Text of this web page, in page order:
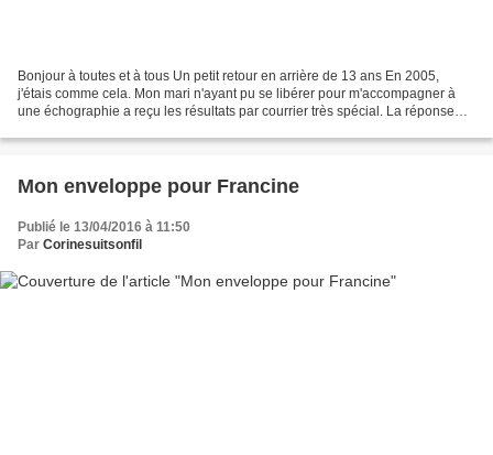
Bonjour à toutes et à tous Un petit retour en arrière de 13 ans En 2005,
j'étais comme cela. Mon mari n'ayant pu se libérer pour m'accompagner à
une échographie a reçu les résultats par courrier très spécial. La réponse
Mon enveloppe pour Francine
Publié le 13/04/2016 à 11:50
Par Corinesuitsonfil